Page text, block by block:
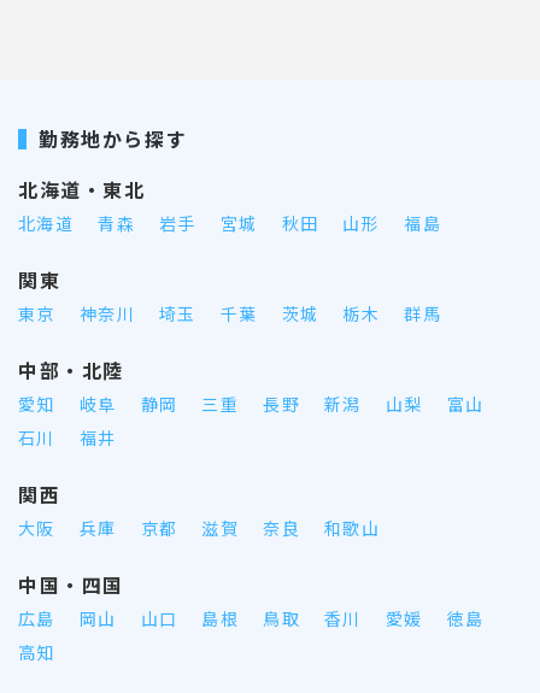
勤務地から探す
北海道・東北
北海道 青森 岩手 宮城 秋田 山形 福島
関東
東京 神奈川 埼玉 千葉 茨城 栃木 群馬
中部・北陸
愛知 岐阜 静岡 三重 長野 新潟 山梨
富山
石川
福井
関西
大阪 兵庫 京都 滋賀 奈良 和歌山
中国・四国
広島 岡山 山口 島根 鳥取 香川 愛媛
徳島
高知